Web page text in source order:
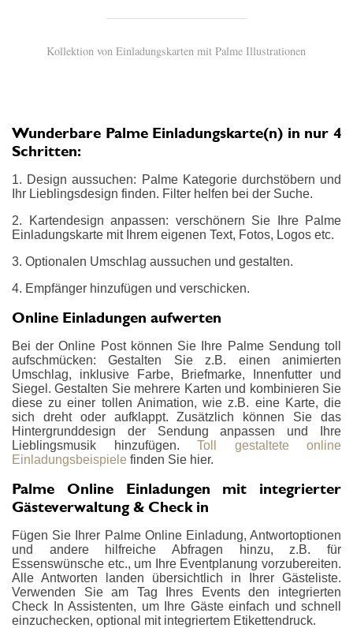
Kollektion von Einladungskarten mit Palme Illustrationen
Wunderbare Palme Einladungskarte(n) in nur 4
Schritten:
1. Design aussuchen: Palme Kategorie durchstöbern und
Ihr Lieblingsdesign finden. Filter helfen bei der Suche.
2. Kartendesign anpassen: verschönern Sie Ihre Palme
Einladungskarte mit Ihrem eigenen Text, Fotos, Logos etc.
3. Optionalen Umschlag aussuchen und gestalten.
4. Empfänger hinzufügen und verschicken.
Online Einladungen aufwerten
Bei der Online Post können Sie Ihre Palme Sendung toll
aufschmücken: Gestalten Sie z.B. einen animierten
Umschlag, inklusive Farbe, Briefmarke, Innenfutter und
Siegel. Gestalten Sie mehrere Karten und kombinieren Sie
diese zu einer tollen Animation, wie z.B. eine Karte, die
sich dreht oder aufklappt. Zusätzlich können Sie das
Hintergrunddesign der Sendung anpassen und Ihre
Lieblingsmusik hinzufügen. Toll gestaltete online
Einladungsbeispiele finden Sie hier.
Palme Online Einladungen mit integrierter
Gästeverwaltung & Check in
Fügen Sie Ihrer Palme Online Einladung, Antwortoptionen
und andere hilfreiche Abfragen hinzu, z.B. für
Essenswünsche etc., um Ihre Eventplanung vorzubereiten.
Alle Antworten landen übersichtlich in Ihrer Gästeliste.
Verwenden Sie am Tag Ihres Events den integrierten
Check In Assistenten, um Ihre Gäste einfach und schnell
einzuchecken, optional mit integriertem Etikettendruck.